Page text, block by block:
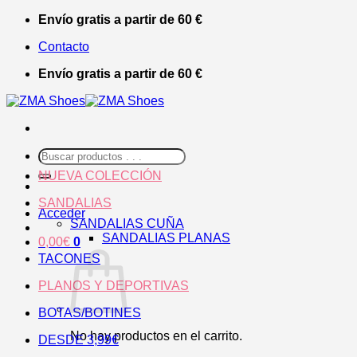
Saltar
contenido
Envío gratis a partir de 60 €
Contacto
Envío gratis a partir de 60 €
Buscar
por:
Acceder
0,00€ 0
No hay productos en el carrito.
NUEVA COLECCIÓN
SANDALIAS
SANDALIAS CUÑA
SANDALIAS PLANAS
TACONES
PLANOS Y DEPORTIVAS
BOTAS/BOTINES
DESDE 3,99€